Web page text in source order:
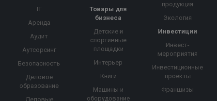
IT
Аренда
Аудит
Аутсорсинг
Безопасность
Деловое
образование
Деловые
Товары для
бизнеса
Детские и
спортивные
площадки
Интерьер
Книги
Машины и
оборудование
продукция
Экология
Инвестиции
Инвест-
мероприятия
Инвестиционные
проекты
Франшизы